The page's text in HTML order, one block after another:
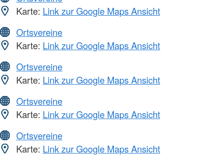
Karte: Link zur Google Maps Ansicht
Ortsvereine
Karte: Link zur Google Maps Ansicht
Ortsvereine
Karte: Link zur Google Maps Ansicht
Ortsvereine
Karte: Link zur Google Maps Ansicht
Ortsvereine
Karte: Link zur Google Maps Ansicht